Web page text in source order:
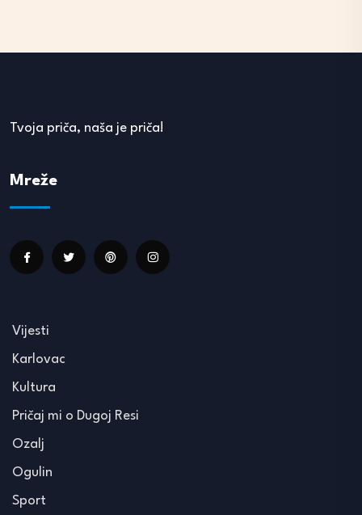
Tvoja priča, naša je priča!
Mreže
Vijesti
Karlovac
Kultura
Pričaj mi o Dugoj Resi
Ozalj
Ogulin
Sport